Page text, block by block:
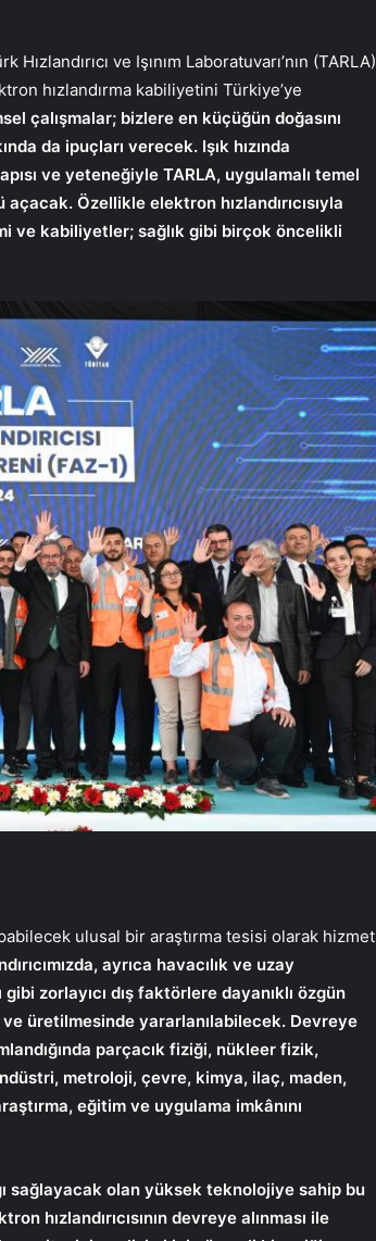
ve Işınım Laboratuvarı’nın (TARLA)
hızlandırma kabiliyetini Türkiye’ye
çalışmalar; bizlere en küçüğün doğasını
da ipuçları verecek. Işık hızında
ve yeteneğiyle TARLA, uygulamalı temel
Özellikle elektron hızlandırıcısıyla
ve kabiliyetler; sağlık gibi birçok öncelikli
ulusal bir araştırma tesisi olarak hizmet
ayrıca havacılık ve uzay
zorlayıcı dış faktörlere dayanıklı özgün
üretilmesinde yararlanılabilecek. Devreye
parçacık fiziği, nükleer fizik,
metroloji, çevre, kimya, ilaç, maden,
eğitim ve uygulama imkânını
sağlayacak olan yüksek teknolojiye sahip bu
hızlandırıcısının devreye alınması ile